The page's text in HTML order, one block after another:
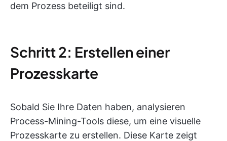
dem Prozess beteiligt sind.
Schritt 2: Erstellen einer
Prozesskarte
Sobald Sie Ihre Daten haben, analysieren
Process-Mining-Tools diese, um eine visuelle
Prozesskarte zu erstellen. Diese Karte zeigt